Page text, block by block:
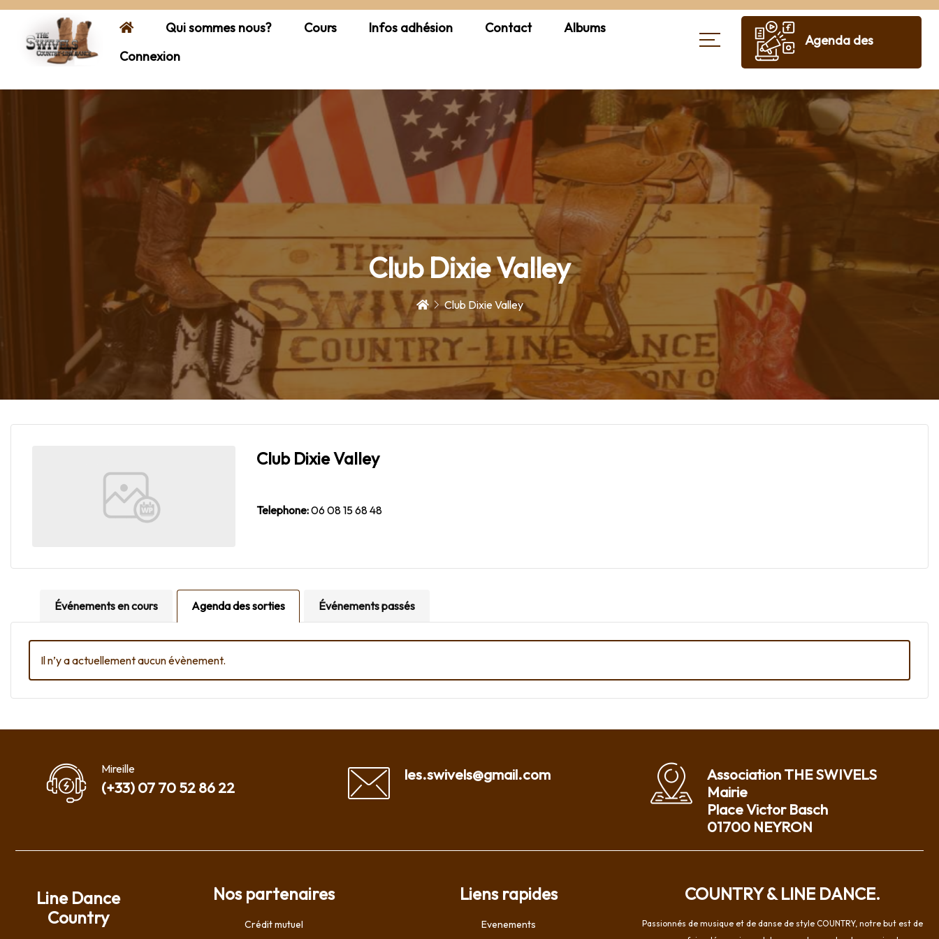
Qui sommes nous? Cours Infos adhésion Contact
Albums
Connexion
Club Dixie Valley
Club Dixie Valley
Club Dixie Valley
Telephone:06 08 15 68 48
Événements en cours Agenda des sorties Événements passés
Il n’y a actuellement aucun évènement.
Mireille
(+33) 07 70 52 86 22
les.swivels@gmail.com
Association THE SWIVELS
Mairie
Place Victor Basch
01700 NEYRON
Line Dance
Country
Nos partenaires
Crédit mutuel
Liens rapides
Evenements
COUNTRY & LINE DANCE.
Passionnés de musique et de danse de style COUNTRY, notre but est de